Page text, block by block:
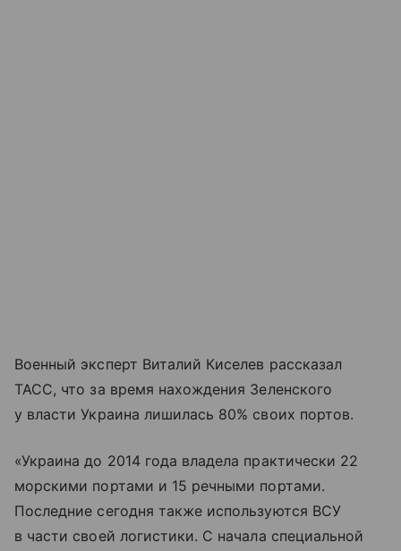
Военный эксперт Виталий Киселев рассказал
ТАСС, что за время нахождения Зеленского
у власти Украина лишилась 80% своих портов.
«Украина до 2014 года владела практически 22
морскими портами и 15 речными портами.
Последние сегодня также используются ВСУ
в части своей логистики. С начала специальной